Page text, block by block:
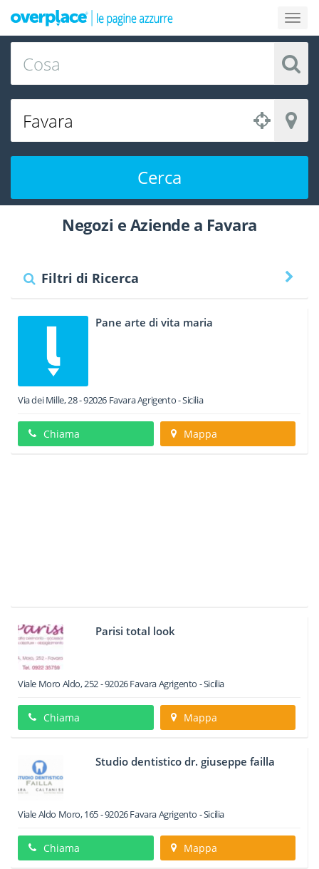
Cerca
Negozi e Aziende a Favara
Filtri di Ricerca
Pane arte di vita maria
Via dei Mille, 28-92026 FavaraAgrigento -Sicilia
Chiama Mappa
Parisi total look
Viale Moro Aldo, 252-92026FavaraAgrigento -Sicilia
Chiama Mappa
Studio dentistico dr. giuseppe failla
Viale Aldo Moro, 165-92026FavaraAgrigento -Sicilia
Chiama Mappa